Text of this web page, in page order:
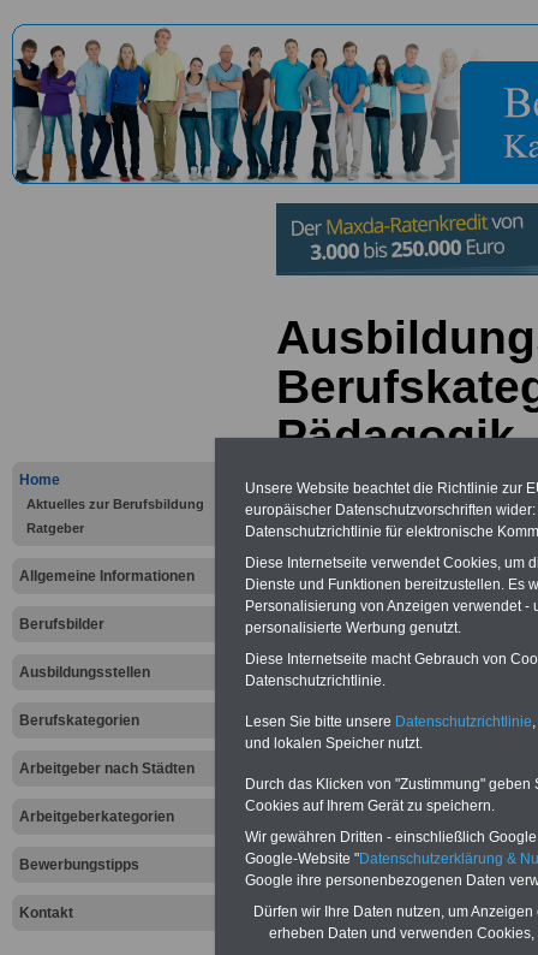
Home
Aktuelles zur Berufsbildung
Ratgeber
Allgemeine Informationen
Berufsbilder
Ausbildungsstellen
Berufskategorien
Arbeitgeber nach Städten
Arbeitgeberkategorien
Bewerbungstipps
Kontakt
Pädagogik
Zur Übersicht
.
Pädagogik
Erzieher
Erzieher > Jugend- u.
Heimerziehung
Erziehungshelfer
Fachlehrer > Förder-, Real-,
berufl. Schulen
Fachlehrer > musisch-technische
Unsere Website beachtet die Richtlinie zur
europäischer Datenschutzvorschriften
Datenschutzrichtlinie für elektronische
Diese Internetseite verwendet Cookies, um
Dienste und Funktionen bereitzustellen. Es
Personalisierung von Anzeigen verwendet
personalisierte Werbung genutzt.
Diese Internetseite macht Gebrauch von
Datenschutzrichtlinie.
Lesen Sie bitte unsere Datenschutzrichtlinie
und lokalen Speicher nutzt.
Durch das Klicken von "Zustimmung"
Cookies auf Ihrem Gerät zu speichern.
Wir gewähren Dritten - einschließlich
Google-Website "Datenschutzerklärung &
Google ihre personenbezogenen Daten
Dürfen wir Ihre Daten nutzen, um
erheben Daten und verwenden